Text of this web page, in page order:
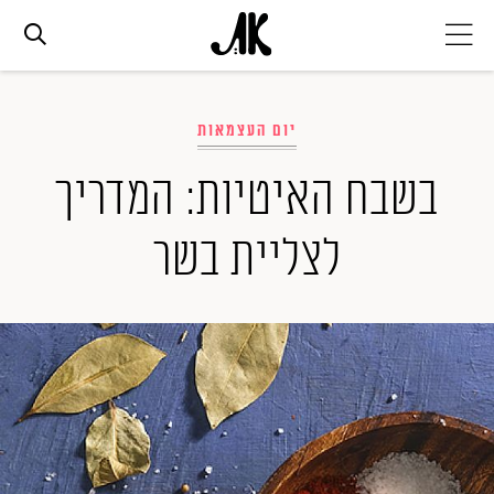
אופנה
ביוטי
סלבס
ערוצים נוספים
המגזין
יום העצמאות
בשבח האיטיות: המדריך
לצליית בשר